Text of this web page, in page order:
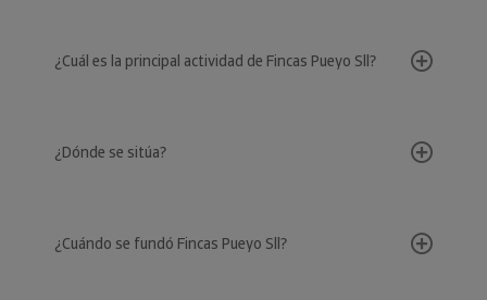
¿Cuál es la principal actividad de Fincas Pueyo Sll?
¿Dónde se sitúa?
¿Cuándo se fundó Fincas Pueyo Sll?